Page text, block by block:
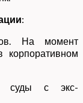
:
На момент
корпоративном
суды с экс-